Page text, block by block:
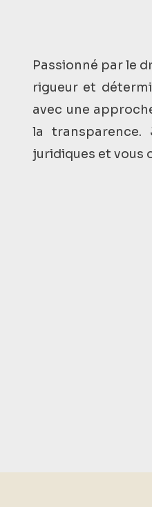
Passionné par le
rigueur et
avec une
la transparence.
juridiques et vous